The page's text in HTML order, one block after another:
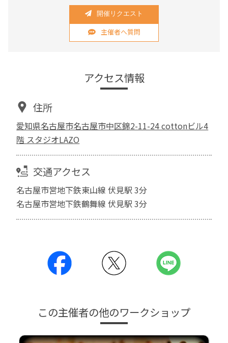
開催リクエスト
主催者へ質問
アクセス情報
住所
愛知県名古屋市名古屋市中区錦2-11-24 cottonビル4
階 スタジオLAZO
交通アクセス
名古屋市営地下鉄東山線 伏見駅 3分
名古屋市営地下鉄鶴舞線 伏見駅 3分
この主催者の他のワークショップ